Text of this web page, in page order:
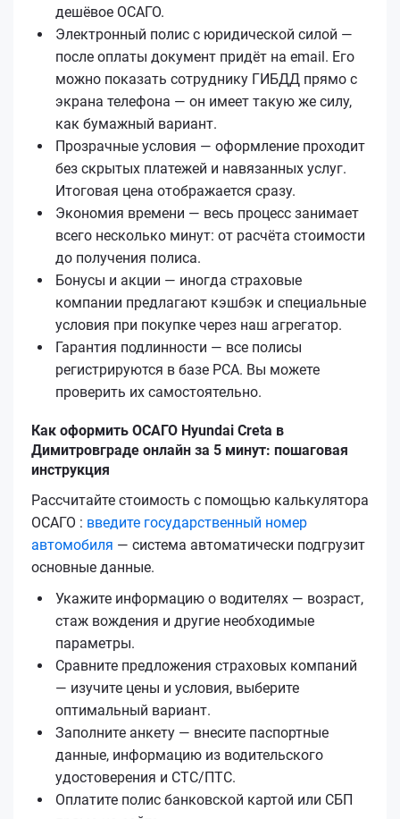
дешёвое ОСАГО.
Электронный полис с юридической силой —
после оплаты документ придёт на email. Его
можно показать сотруднику ГИБДД прямо с
экрана телефона — он имеет такую же силу,
как бумажный вариант.
Прозрачные условия — оформление проходит
без скрытых платежей и навязанных услуг.
Итоговая цена отображается сразу.
Экономия времени — весь процесс занимает
всего несколько минут: от расчёта стоимости
до получения полиса.
Бонусы и акции — иногда страховые
компании предлагают кэшбэк и специальные
условия при покупке через наш агрегатор.
Гарантия подлинности — все полисы
регистрируются в базе РСА. Вы можете
проверить их самостоятельно.
Как оформить ОСАГО Hyundai Creta в
Димитровграде онлайн за 5 минут: пошаговая
инструкция
Рассчитайте стоимость с помощью калькулятора
ОСАГО : введите государственный номер
автомобиля — система автоматически подгрузит
основные данные.
Укажите информацию о водителях — возраст,
стаж вождения и другие необходимые
параметры.
Сравните предложения страховых компаний
— изучите цены и условия, выберите
оптимальный вариант.
Заполните анкету — внесите паспортные
данные, информацию из водительского
удостоверения и СТС/ПТС.
Оплатите полис банковской картой или СБП